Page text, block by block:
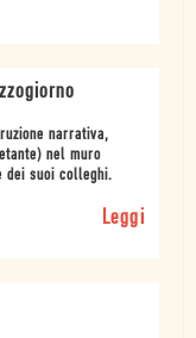
narrativa,
nel muro
dei suoi colleghi.
Leggi